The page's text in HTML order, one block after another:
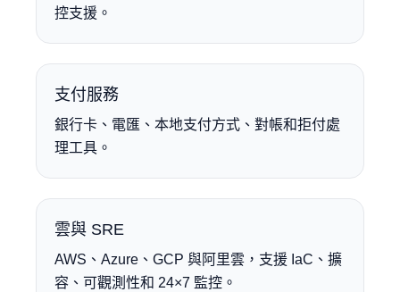
控支援。
支付服務
銀行卡、電匯、本地支付方式、對帳和拒付處
理工具。
雲與 SRE
AWS、Azure、GCP 與阿里雲，支援 IaC、擴
容、可觀測性和 24×7 監控。